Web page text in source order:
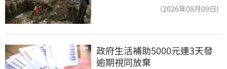
(2026年08月09日)
政府生活補助5000元連3天發
逾期視同放棄